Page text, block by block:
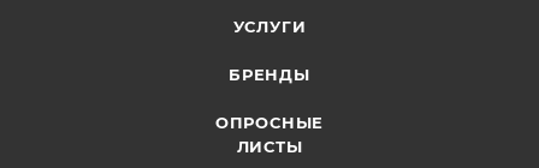
УСЛУГИ
БРЕНДЫ
ОПРОСНЫЕ
ЛИСТЫ